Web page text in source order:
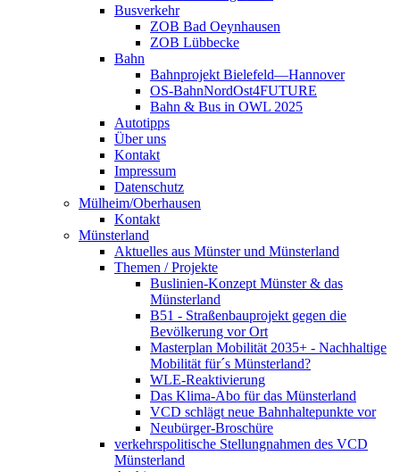
Busverkehr
ZOB Bad Oeynhausen
ZOB Lübbecke
Bahn
Bahnprojekt Bielefeld—Hannover
OS-BahnNordOst4FUTURE
Bahn & Bus in OWL 2025
Autotipps
Über uns
Kontakt
Impressum
Datenschutz
Mülheim/Oberhausen
Kontakt
Münsterland
Aktuelles aus Münster und Münsterland
Themen / Projekte
Buslinien-Konzept Münster & das
Münsterland
B51 - Straßenbauprojekt gegen die
Bevölkerung vor Ort
Masterplan Mobilität 2035+ - Nachhaltige
Mobilität für´s Münsterland?
WLE-Reaktivierung
Das Klima-Abo für das Münsterland
VCD schlägt neue Bahnhaltepunkte vor
Neubürger-Broschüre
verkehrspolitische Stellungnahmen des VCD
Münsterland